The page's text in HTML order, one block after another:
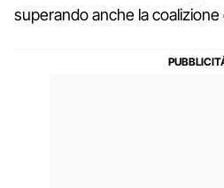
superando anche la